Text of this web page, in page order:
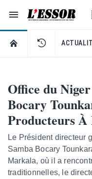
Navigation
L'Essor -
RETOUR À LA PAGE
Office du
Bocary
Producteurs
Le Président directeur
Samba Bocary
Markala, où il a
traditionnelles, le